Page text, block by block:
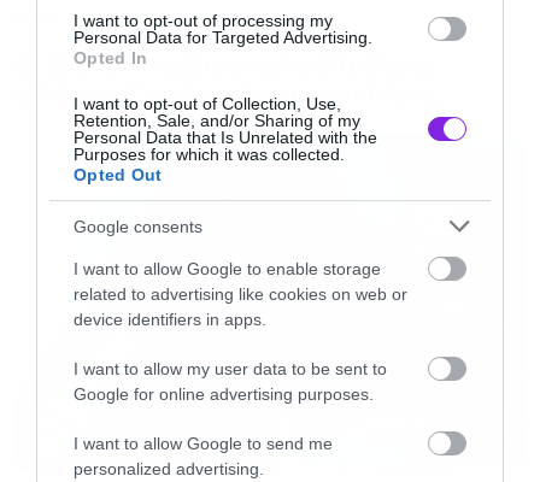
I want to opt-out of processing my
Personal Data for Targeted Advertising.
Opted In
I want to opt-out of Collection, Use,
Retention, Sale, and/or Sharing of my
Personal Data that Is Unrelated with the
Purposes for which it was collected.
Opted Out
Google consents
I want to allow Google to enable storage
related to advertising like cookies on web or
device identifiers in apps.
I want to allow my user data to be sent to
Google for online advertising purposes.
I want to allow Google to send me
personalized advertising.
Director/ Edit: Giorgo Labiri
D.O.P: Markos Kimionis
Camera/ Colour: Nikos M. Dalezios
Production Design/ Wardrobe: Eugenie Vissariou
Executive Producer: Anna Rezan
Ο Glenn Hughes αποσύρθηκε
από τις ζωντανές εμφανίσεις